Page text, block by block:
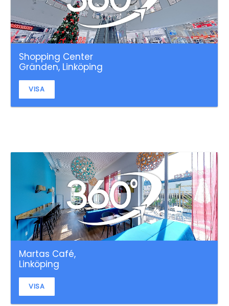
Shopping Center
Gränden, Linköping
VISA
Martas Café,
Linköping
VISA